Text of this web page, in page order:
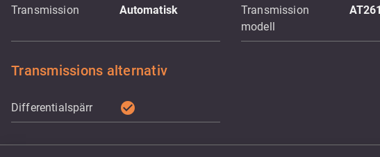
Transmission Automatisk
Transmission
modell
Transmissions alternativ
Differentialspärr check_circle